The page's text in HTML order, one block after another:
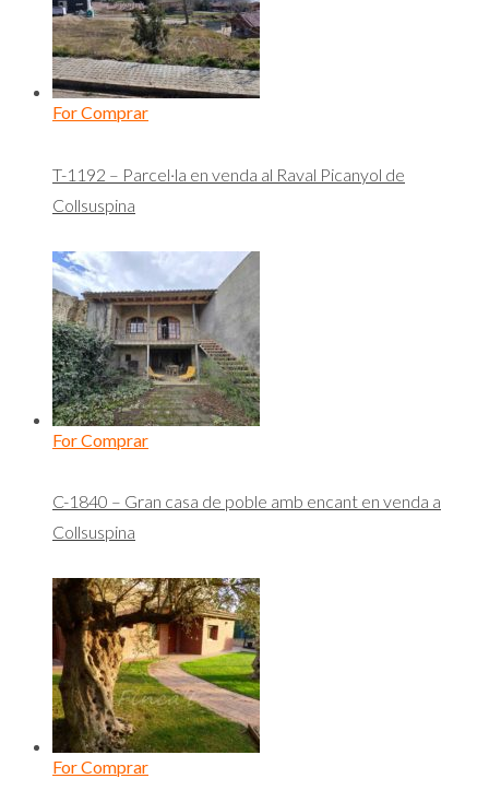
For Comprar
T-1192 – Parcel·la en venda al Raval Picanyol de
Collsuspina
For Comprar
C-1840 – Gran casa de poble amb encant en venda a
Collsuspina
For Comprar